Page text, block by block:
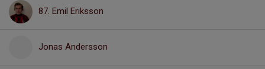
87. Emil Eriksson
Jonas Andersson